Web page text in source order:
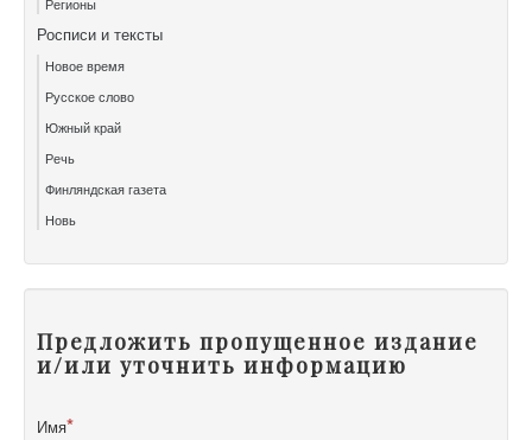
Регионы
Росписи и тексты
Новое время
Русское слово
Южный край
Речь
Финляндская газета
Новь
Предложить пропущенное издание
и/или уточнить информацию
Имя